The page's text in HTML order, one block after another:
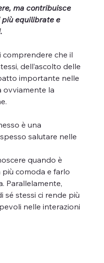
ma contribuisce
più equilibrate e
comprendere che il
dell’ascolto delle
importante nelle
ovviamente la
è una
salutare nelle
quando è
comoda e farlo
Parallelamente,
sé stessi ci rende più
nelle interazioni